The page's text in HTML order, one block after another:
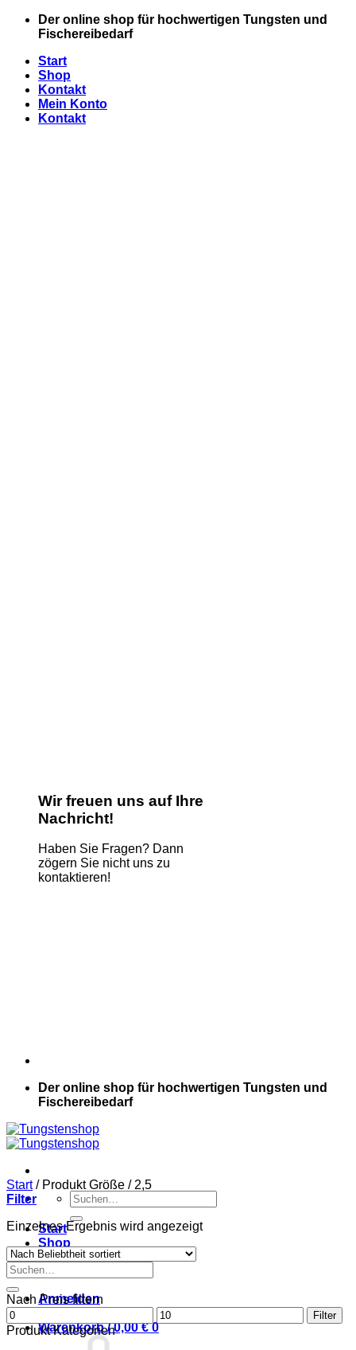
Zum
Der online shop für hochwertigen Tungsten und
Fischereibedarf
Start
Shop
Kontakt
Mein Konto
Kontakt
Wir freuen uns auf Ihre
Nachricht!
Haben Sie Fragen? Dann
zögern Sie nicht uns zu
kontaktieren!
Der online shop für hochwertigen Tungsten und
Fischereibedarf
Suche
nach:
Start
Shop
Kontakt
Mein Konto
Anmelden
Warenkorb /0,00€ 0
Start /Produkt Größe /2,5
Filter
Einzelnes Ergebnis wird angezeigt
Suche
nach:
Nach Preis filtern
Min.
Preis
Max.
Preis
Filter
Produkt Kategorien